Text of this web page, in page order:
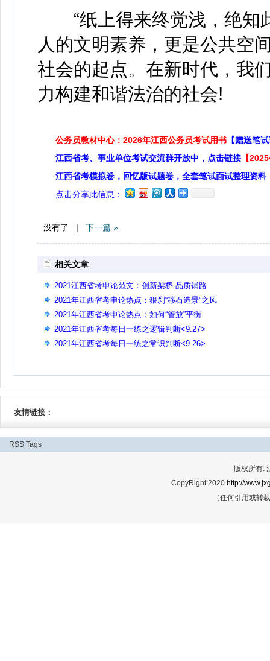
“纸上得来终觉浅，绝知
人的文明素养，更是公共空
社会的起点。在新时代，我
力构建和谐法治的社会!
公务员教材中心：2026年江西公务员考试用书 【赠送笔
江西省考、事业单位考试交流群开放中，点击链接 【
江西省考模拟卷，回忆版试题卷，全套笔试面试整理资料
点击分享此信息：
没有了 | 下一篇 »
相关文章
2021江西省考申论范文：创新架桥 品质铺路
2021年江西省考申论热点：狠刹“移石造景”之风
2021年江西省考申论热点：如何“管放”平衡
2021年江西省考每日一练之逻辑判断<9.27>
2021年江西省考每日一练之常识判断<9.26>
友情链接：
RSS Tags
版权所有:
CopyRight 2020 http://
（任何引用或转